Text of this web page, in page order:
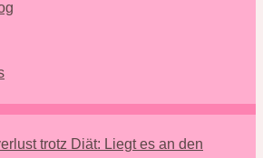
trotz Diät: Liegt es an den